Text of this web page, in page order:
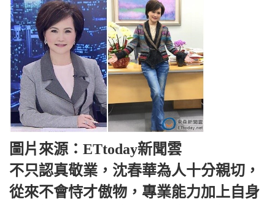
圖片來源：ETtoday新聞雲
不只認真敬業，沈春華為人十分親切，
從來不會恃才傲物，專業能力加上自身